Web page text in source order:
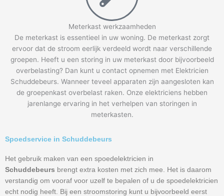
Meterkast werkzaamheden
De meterkast is essentieel in uw woning. De meterkast zorgt
ervoor dat de stroom eerlijk verdeeld wordt naar verschillende
groepen. Heeft u een storing in uw meterkast door bijvoorbeeld
overbelasting? Dan kunt u contact opnemen met Elektricien
Schuddebeurs. Wanneer teveel apparaten zijn aangesloten kan
de groepenkast overbelast raken. Onze elektriciens hebben
jarenlange ervaring in het verhelpen van storingen in
meterkasten.
Spoedservice in Schuddebeurs
Het gebruik maken van een spoedelektricien in
Schuddebeurs brengt extra kosten met zich mee. Het is daarom
verstandig om vooraf voor uzelf te bepalen of u de spoedelektricien
echt nodig heeft. Bij een stroomstoring kunt u bijvoorbeeld eerst